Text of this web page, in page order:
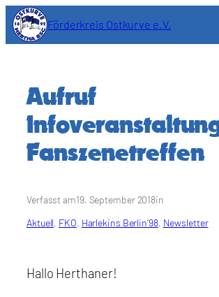
Zum
Inhalt
springen
Förderkreis Ostkurve e.V.
Aufruf
Fanszenetreffen
Verfasst am19. September 2018in
Aktuell, FKO, Harlekins Berlin’98, Newsletter
Hallo Herthaner!